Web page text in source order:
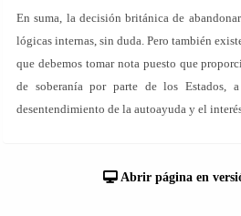
En suma, la decisión británica de
lógicas internas, sin duda. Pero también
que debemos tomar nota puesto que
de soberanía por parte de los Estados,
desentendimiento de la autoayuda y el
Abrir página en